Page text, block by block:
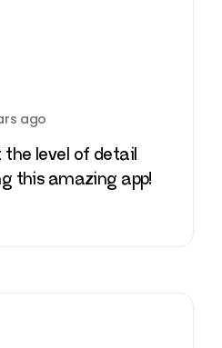
ago
level of detail
this amazing app!